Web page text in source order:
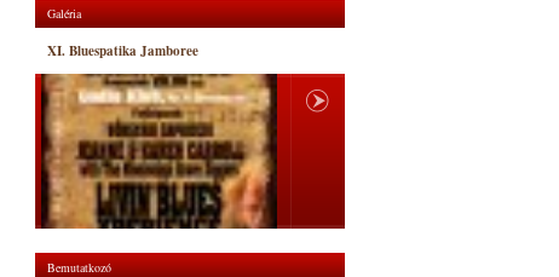
Galéria
XI. Bluespatika Jamboree
Bemutatkozó